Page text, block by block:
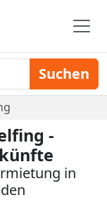
Suchen
-
in